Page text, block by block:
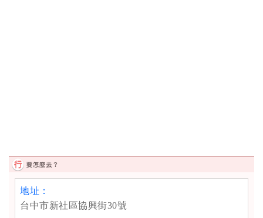
地址：
台中市新社區協興街30號